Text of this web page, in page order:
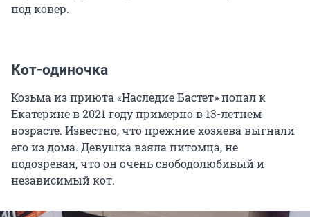
под ковер.
Кот-одиночка
Козьма из приюта «Наследие Бастет» попал к
Екатерине в 2021 году примерно в 13-летнем
возрасте. Известно, что прежние хозяева выгнали
его из дома. Девушка взяла питомца, не
подозревая, что он очень свободолюбивый и
независимый кот.